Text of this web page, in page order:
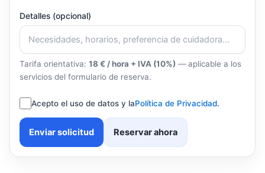
Detalles (opcional)
Tarifa orientativa: 18 € / hora + IVA (10%) — aplicable a los
servicios del formulario de reserva.
Acepto el uso de datos y laPolítica de Privacidad.
Enviar solicitud Reservar ahora